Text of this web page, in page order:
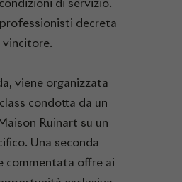
di servizio.
decreta
vincitore.
viene organizzata
condotta da un
Ruinart su un
Una seconda
commentata offre ai